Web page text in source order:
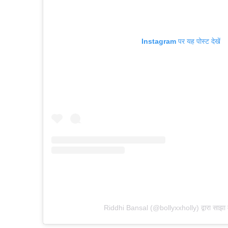
Instagram पर यह पोस्ट देखें
Riddhi Bansal (@bollyxxholly) द्वारा साझा